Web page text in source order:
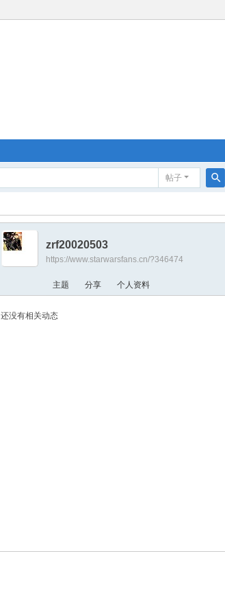
帖子
索
zrf20020503
https://www.starwarsfans.cn/?346474
主题 分享 个人资料
还没有相关动态